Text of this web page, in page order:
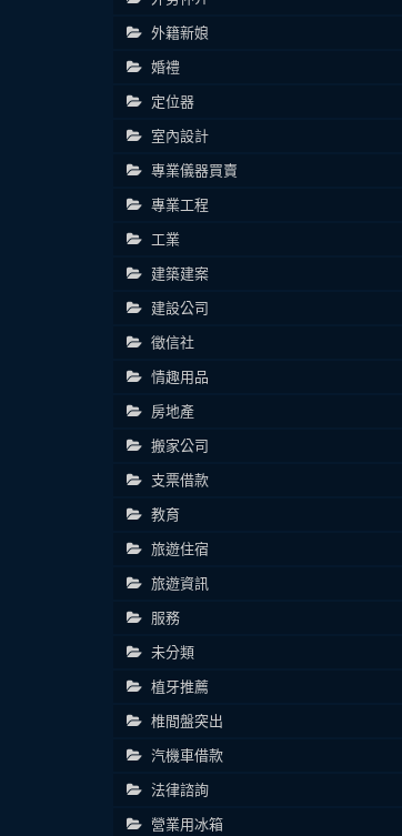
外籍新娘
婚禮
定位器
室內設計
專業儀器買賣
專業工程
工業
建築建案
建設公司
徵信社
情趣用品
房地產
搬家公司
支票借款
教育
旅遊住宿
旅遊資訊
服務
未分類
植牙推薦
椎間盤突出
汽機車借款
法律諮詢
營業用冰箱